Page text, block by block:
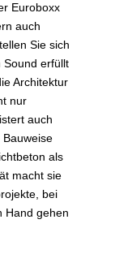
Euroboxx
auch
Sie sich
Sound erfüllt
Architektur
nur
auch
als
macht sie
bei
Hand gehen